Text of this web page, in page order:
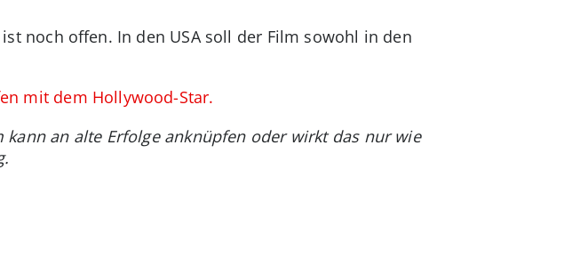
noch offen. In den USA soll der Film sowohl in den
mit dem Hollywood-Star.
an alte Erfolge anknüpfen oder wirkt das nur wie